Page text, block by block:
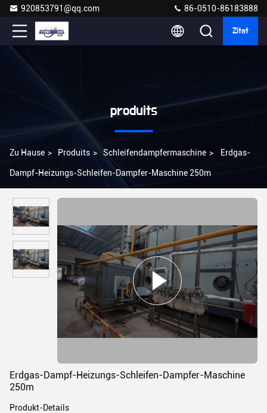
920853791@qq.com 86-0510-86183888
Zitat
produits
Zu Hause > Produits > Schleifendampfermaschine > Erdgas-
Dampf-Heizungs-Schleifen-Dampfer-Maschine 250m
Erdgas-Dampf-Heizungs-Schleifen-Dampfer-Maschine
250m
Produkt-Details